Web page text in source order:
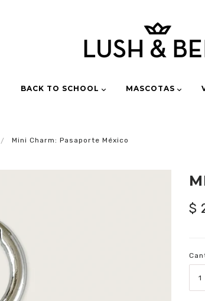
BACK TO SCHOOL MASCOTAS
Mini Charm: Pasaporte México
$